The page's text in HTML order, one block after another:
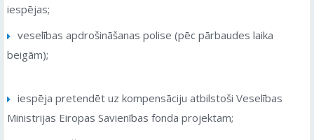
iespējas;
veselības apdrošināšanas polise (pēc pārbaudes laika
beigām);
iespēja pretendēt uz kompensāciju atbilstoši Veselības
Ministrijas Eiropas Savienības fonda projektam;